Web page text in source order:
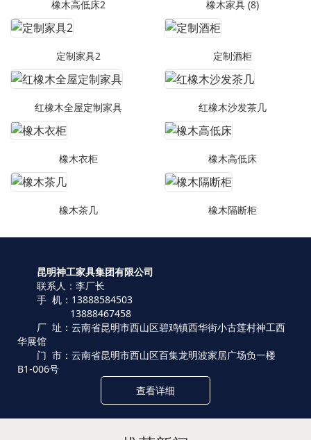
橡木高低床2 橡木家具 (8)
定制家具2 定制酒柜
红橡木全屋定制家具 红橡木沙发茶几
橡木衣柜 橡木高低床
橡木茶几 橡木隔断柜
昆明神工家具集团有限公司
联系人：李厂长
手 机：13888584503
13888467458
厂 址：云南省昆明市西山区碧鸡镇西华街小古莲村神工西
华展馆
门 市：云南省昆明市西山区百集龙明波家居广场负一楼
B1-006号
查看详细